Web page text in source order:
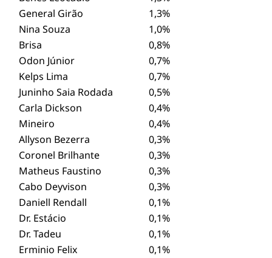
General Girão
1,3%
Nina Souza
1,0%
Brisa
0,8%
Odon Júnior
0,7%
Kelps Lima
0,7%
Juninho Saia Rodada
0,5%
Carla Dickson
0,4%
Mineiro
0,4%
Allyson Bezerra
0,3%
Coronel Brilhante
0,3%
Matheus Faustino
0,3%
Cabo Deyvison
0,3%
Daniell Rendall
0,1%
Dr. Estácio
0,1%
Dr. Tadeu
0,1%
Erminio Felix
0,1%